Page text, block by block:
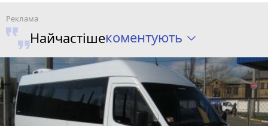
Найчастішекоментують